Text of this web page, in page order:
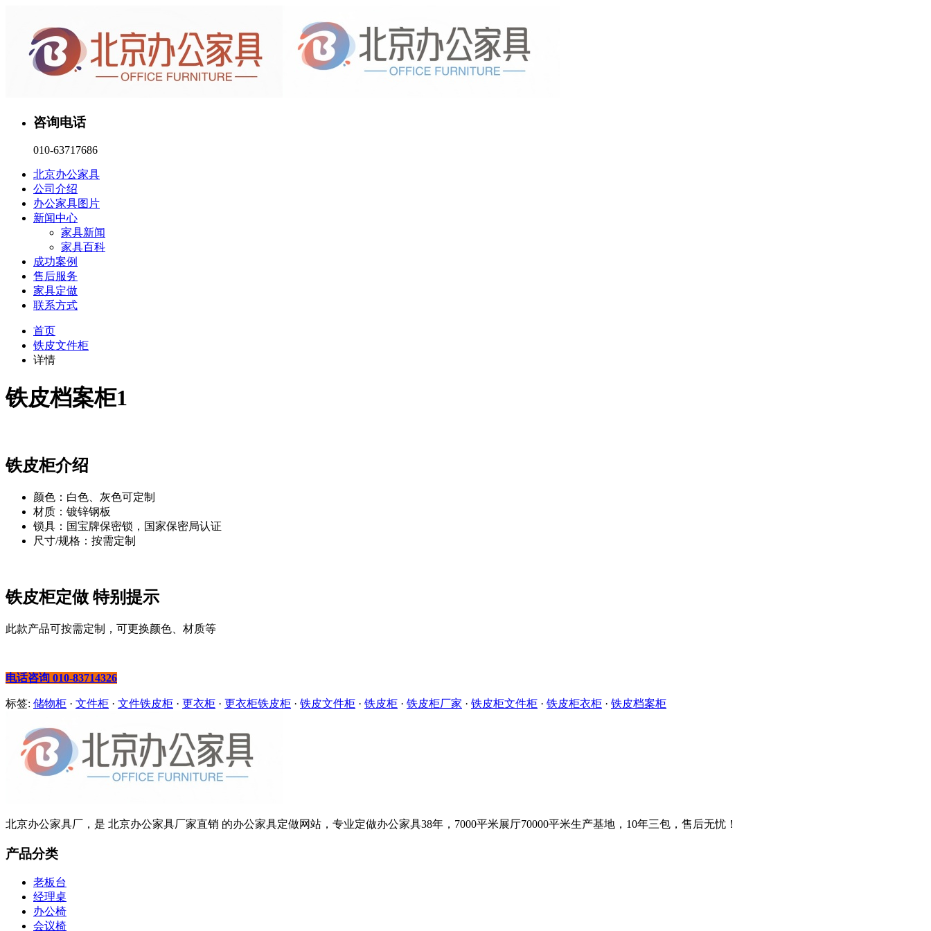
咨询电话
010-63717686
北京办公家具
公司介绍
办公家具图片
新闻中心
家具新闻
家具百科
成功案例
售后服务
家具定做
联系方式
首页
铁皮文件柜
详情
铁皮档案柜1
铁皮柜介绍
颜色：白色、灰色可定制
材质：镀锌钢板
锁具：国宝牌保密锁，国家保密局认证
尺寸/规格：按需定制
铁皮柜定做 特别提示
此款产品可按需定制，可更换颜色、材质等
电话咨询 010-83714326
标签: 储物柜 · 文件柜 · 文件铁皮柜 · 更衣柜 · 更衣柜铁皮柜 · 铁皮文件柜 · 铁皮柜 · 铁皮柜厂家 · 铁皮柜文件柜 · 铁皮柜衣柜 · 铁皮档案柜
北京办公家具厂，是 北京办公家具厂家直销 的办公家具定做网站，专业定做办公家具38年，7000平米展厅70000平米生产基地，10年三包，售后无忧！
产品分类
老板台
经理桌
办公椅
会议椅